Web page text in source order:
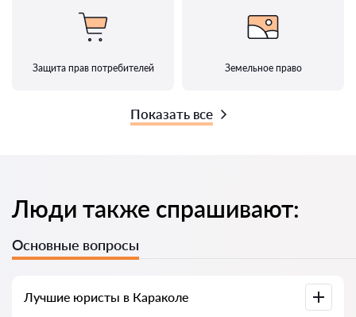
Защита прав потребителей Земельное право
Показать все
Люди также спрашивают:
Основные вопросы
Лучшие юристы в Караколе